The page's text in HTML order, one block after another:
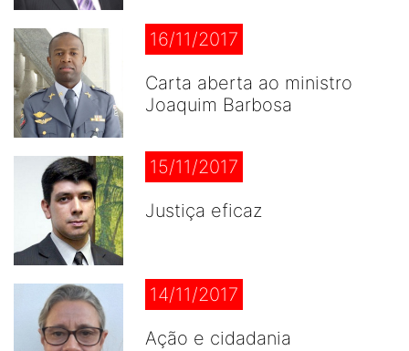
16/11/2017
Carta aberta ao ministro
Joaquim Barbosa
15/11/2017
Justiça eficaz
14/11/2017
Ação e cidadania